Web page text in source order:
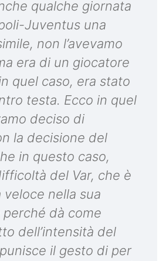
qualche giornata
Juventus una
non l’avevamo
era di un giocatore
quel caso, era stato
testa. Ecco in quel
deciso di
la decisione del
in questo caso,
del Var, che è
nella sua
dà come
dell’intensità del
il gesto di per